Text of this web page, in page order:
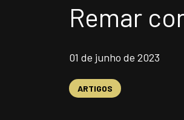
Entregas e Soluções
Prêmios/
Remar
01 de junho de 2023
ARTIGOS